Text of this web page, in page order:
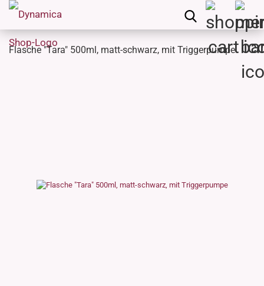
Flasche "Tara" 500ml, matt-schwarz, mit Triggerpumpe